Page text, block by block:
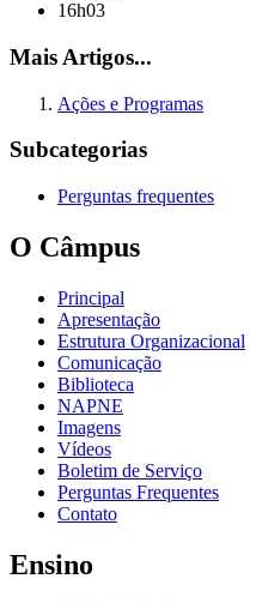
16h03
Mais Artigos...
Ações e Programas
Subcategorias
Perguntas frequentes
O Câmpus
Principal
Apresentação
Estrutura Organizacional
Comunicação
Biblioteca
NAPNE
Imagens
Vídeos
Boletim de Serviço
Perguntas Frequentes
Contato
Ensino